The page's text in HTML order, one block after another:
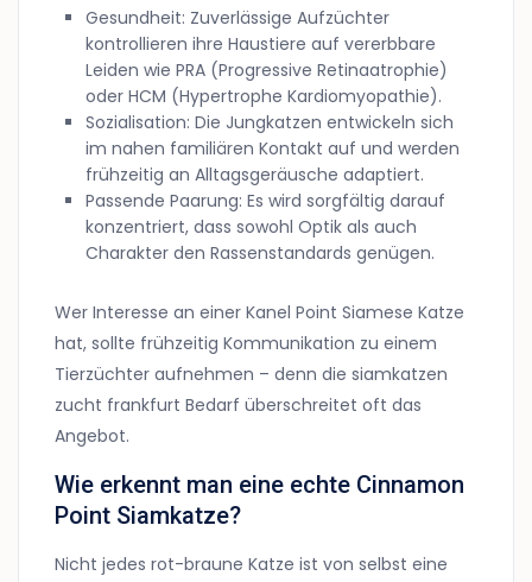
Gesundheit: Zuverlässige Aufzüchter
kontrollieren ihre Haustiere auf vererbbare
Leiden wie PRA (Progressive Retinaatrophie)
oder HCM (Hypertrophe Kardiomyopathie).
Sozialisation: Die Jungkatzen entwickeln sich
im nahen familiären Kontakt auf und werden
frühzeitig an Alltagsgeräusche adaptiert.
Passende Paarung: Es wird sorgfältig darauf
konzentriert, dass sowohl Optik als auch
Charakter den Rassenstandards genügen.
Wer Interesse an einer Kanel Point Siamese Katze
hat, sollte frühzeitig Kommunikation zu einem
Tierzüchter aufnehmen – denn die siamkatzen
zucht frankfurt Bedarf überschreitet oft das
Angebot.
Wie erkennt man eine echte Cinnamon
Point Siamkatze?
Nicht jedes rot-braune Katze ist von selbst eine